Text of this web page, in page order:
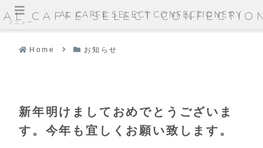
AL CAFFE SELECT
Home お知らせ
新年明けましておめでとうございま
す。今年も宜しくお願い致します。
メニュー
AL CAFFE SELECT CONFECTIONERY